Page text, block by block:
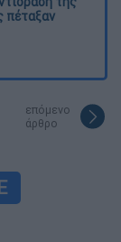
πέταξαν
επόμενο
άρθρο